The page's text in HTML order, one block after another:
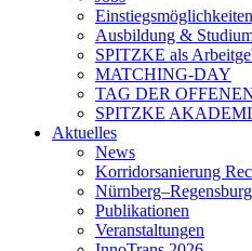
Einstiegsmöglichkeiten
Ausbildung &
SPITZKE als
MATCHING-DAY
TAG DER
SPITZKE
Aktuelles
News
Korridorsanierung
Publikationen
Veranstaltungen